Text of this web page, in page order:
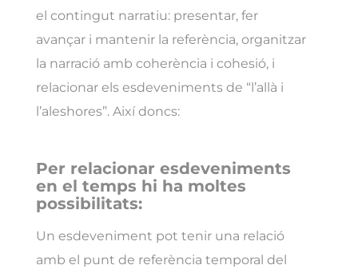
el contingut narratiu: presentar, fer
avançar i mantenir la referència, organitzar
la narració amb coherència i cohesió, i
relacionar els esdeveniments de “l’allà i
l’aleshores”. Així doncs:
Per relacionar esdeveniments
en el temps hi ha moltes
possibilitats:
Un esdeveniment pot tenir una relació
amb el punt de referència temporal del